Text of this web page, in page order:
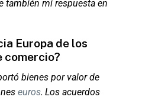
también mi respuesta en
Europa de los
comercio?
bienes por valor de
euros. Los acuerdos